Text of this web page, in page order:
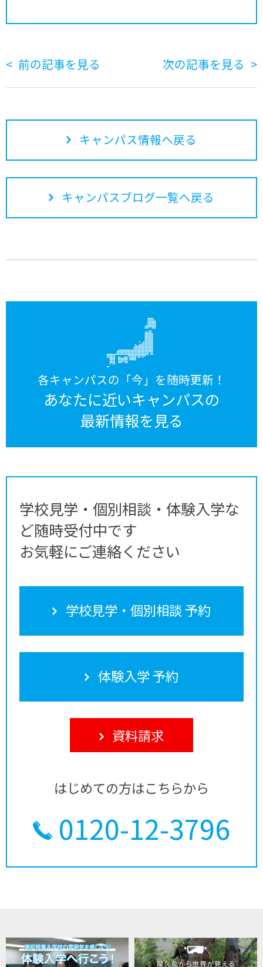
前の記事を見る 次の記事を見る
キャンパス情報へ戻る
キャンパスブログ一覧へ戻る
各キャンパスの「今」を随時更新！
あなたに近いキャンパスの
最新情報を見る
学校見学・個別相談・体験入学な
ど随時受付中です
お気軽にご連絡ください
学校見学・個別相談 予約
体験入学 予約
資料請求
はじめての方はこちらから
0120-12-3796